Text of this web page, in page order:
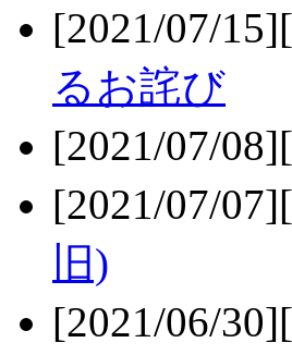
[2021/07/
るお詫び
[2021/07/
[2021/07/
旧)
[2021/06/